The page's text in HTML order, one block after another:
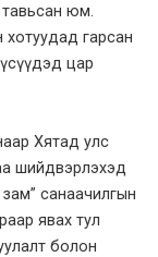
тавьсан юм.
гарсан
цар
Хятад улс
шийдвэрлэхэд
санаачилгын
явах тул
болон